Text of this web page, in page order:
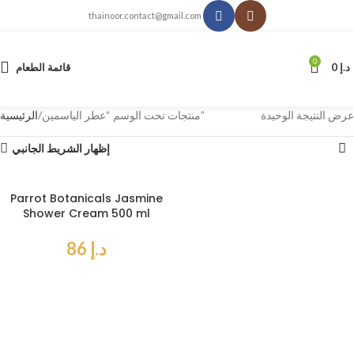
thainoor.contact@gmail.com
قائمة الطعام 0 د.إ
الرئيسية منتجات تحت الوسم “عطر الياسمين” عرض النتيجة الوحيدة
إظهار الشريط الجانبي
Parrot Botanicals Jasmine
Shower Cream 500 ml
د.إ